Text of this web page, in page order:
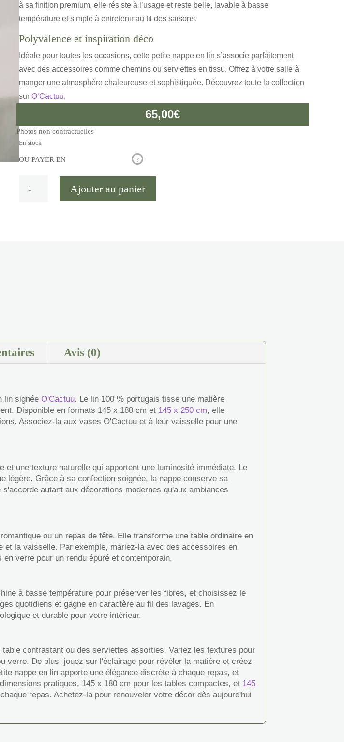
à sa finition premium, elle résiste à l’usage et reste belle, lavable à basse
température et simple à entretenir au fil des saisons.
Polyvalence et inspiration déco
Idéale pour toutes les occasions, cette petite nappe en lin s’associe parfaitement
avec des accessoires comme chemins ou serviettes en tissu. Offrez à votre salle à
manger une atmosphère chaleureuse et sophistiquée. Découvrez toute la collection
sur O’Cactuu.
65,00€
Photos non contractuelles
En stock
OU PAYER EN ?
Ajouter au panier
Avis (0)
lin signée O'Cactuu. Le lin 100 % portugais tisse une matière
Disponible en formats 145 x 180 cm et 145 x 250 cm, elle
Associez-la aux vases O'Cactuu et à leur vaisselle pour une
une texture naturelle qui apportent une luminosité immédiate. Le
légère. Grâce à sa confection soignée, la nappe conserve sa
autant aux décorations modernes qu'aux ambiances
ou un repas de fête. Elle transforme une table ordinaire en
la vaisselle. Par exemple, mariez-la avec des accessoires en
verre pour un rendu épuré et contemporain.
à basse température pour préserver les fibres, et choisissez le
quotidiens et gagne en caractère au fil des lavages. En
et durable pour votre intérieur.
contrastant ou des serviettes assorties. Variez les textures pour
verre. De plus, jouez sur l'éclairage pour révéler la matière et créez
nappe en lin apporte une élégance discrète à chaque repas, et
pratiques, 145 x 180 cm pour les tables compactes, et 145
repas. Achetez-la pour renouveler votre décor dès aujourd'hui